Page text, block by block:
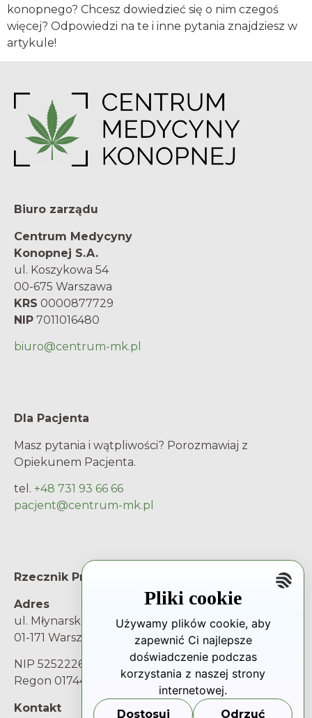
konopnego? Chcesz dowiedzieć się o nim czegoś
więcej? Odpowiedzi na te i inne pytania znajdziesz w
artykule!
Biuro zarządu
Centrum Medycyny
Konopnej S.A.
ul. Koszykowa 54
00-675 Warszawa
KRS 0000877729
NIP 7011016480
biuro@centrum-mk.pl
Dla Pacjenta
Masz pytania i wątpliwości? Porozmawiaj z
Opiekunem Pacjenta.
tel. +48 731 93 66 66
pacjent@centrum-mk.pl
Rzecznik Praw Pacjenta
Adres
ul. Młynarska 46
01-171 Warszawa
NIP 5252226025
Regon 017445217
Kontakt
Pliki cookie
Używamy plików cookie, aby
zapewnić Ci najlepsze
doświadczenie podczas
korzystania z naszej strony
internetowej.
Dostosuj Odrzuć